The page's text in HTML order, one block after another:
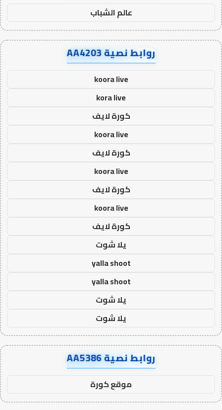
عالم الشباب
روابط نصية AA4203
koora live
kora live
كورة لايف
koora live
كورة لايف
koora live
كورة لايف
koora live
كورة لايف
يلا شوت
yalla shoot
yalla shoot
يلا شوت
يلا شوت
روابط نصية AA5386
موقع كورة